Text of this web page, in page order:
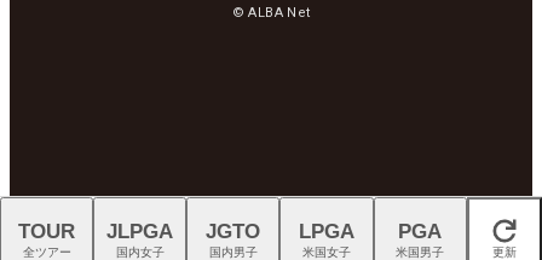
© ALBA Net
閉じる
TOUR
全ツアー
JLPGA
国内女子
JGTO
国内男子
LPGA
米国女子
PGA
米国男子 更新